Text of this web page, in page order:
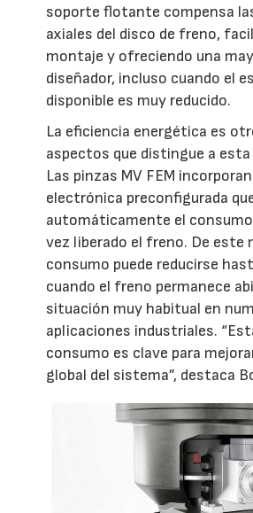
soporte flotante compensa
axiales del disco de freno,
montaje y ofreciendo una
diseñador, incluso cuando el
disponible es muy reducido.
La eficiencia energética es
aspectos que distingue a esta
Las pinzas MV FEM
electrónica preconfigurada
automáticamente el
vez liberado el freno. De este
consumo puede reducirse
cuando el freno permanece
situación muy habitual en
aplicaciones industriales.
consumo es clave para
global del sistema”, destaca